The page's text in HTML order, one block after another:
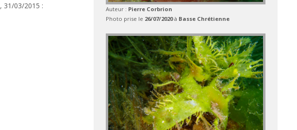
, 31/03/2015 :
Auteur : Pierre Corbrion
Photo prise le 26/07/2020à Basse Chrétienne